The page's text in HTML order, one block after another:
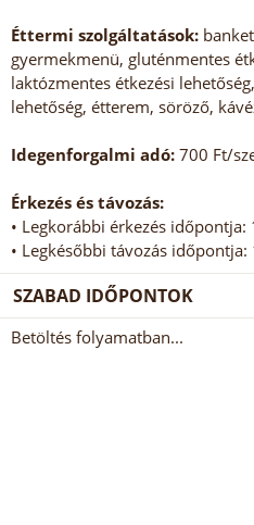
Éttermi szolgáltatások:
gyermekmenü, gluténmentes
laktózmentes étkezési
lehetőség, étterem, söröző,
Idegenforgalmi adó: 700 Ft/
Érkezés és távozás:
• Legkorábbi érkezés időpontja:
• Legkésőbbi távozás időpontja:
SZABAD IDŐPONTOK
Betöltés folyamatban...